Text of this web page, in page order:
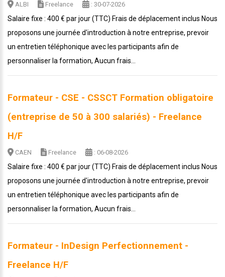
ALBI Freelance : 30-07-2026
Salaire fixe : 400 € par jour (TTC) Frais de déplacement inclus Nous
proposons une journée d'introduction à notre entreprise, prevoir
un entretien téléphonique avec les participants afin de
personnaliser la formation, Aucun frais...
Formateur - CSE - CSSCT Formation obligatoire
(entreprise de 50 à 300 salariés) - Freelance
H/F
CAEN Freelance : 06-08-2026
Salaire fixe : 400 € par jour (TTC) Frais de déplacement inclus Nous
proposons une journée d'introduction à notre entreprise, prevoir
un entretien téléphonique avec les participants afin de
personnaliser la formation, Aucun frais...
Formateur - InDesign Perfectionnement -
Freelance H/F